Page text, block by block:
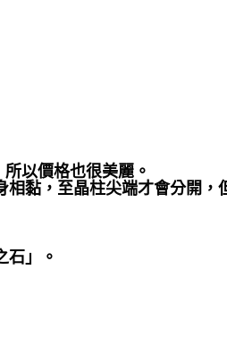
以價格也很美麗。
黏，至晶柱尖端才會分開，
石」。